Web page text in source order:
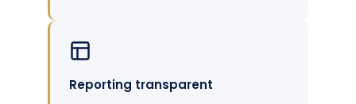
Reporting transparent